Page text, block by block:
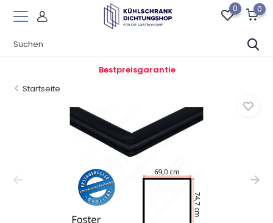
0 0
Bestpreisgarantie
Startseite